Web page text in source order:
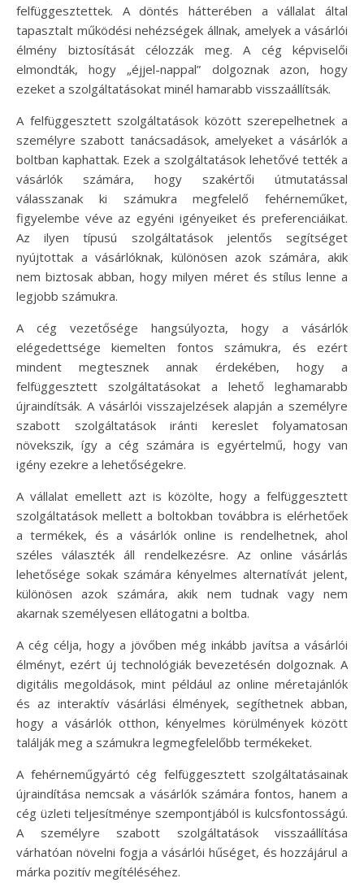
felfüggesztettek. A döntés hátterében a vállalat által
tapasztalt működési nehézségek állnak, amelyek a vásárlói
élmény biztosítását célozzák meg. A cég képviselői
elmondták, hogy „éjjel-nappal” dolgoznak azon, hogy
ezeket a szolgáltatásokat minél hamarabb visszaállítsák.
A felfüggesztett szolgáltatások között szerepelhetnek a
személyre szabott tanácsadások, amelyeket a vásárlók a
boltban kaphattak. Ezek a szolgáltatások lehetővé tették a
vásárlók számára, hogy szakértői útmutatással
válasszanak ki számukra megfelelő fehérneműket,
figyelembe véve az egyéni igényeiket és preferenciáikat.
Az ilyen típusú szolgáltatások jelentős segítséget
nyújtottak a vásárlóknak, különösen azok számára, akik
nem biztosak abban, hogy milyen méret és stílus lenne a
legjobb számukra.
A cég vezetősége hangsúlyozta, hogy a vásárlók
elégedettsége kiemelten fontos számukra, és ezért
mindent megtesznek annak érdekében, hogy a
felfüggesztett szolgáltatásokat a lehető leghamarabb
újraindítsák. A vásárlói visszajelzések alapján a személyre
szabott szolgáltatások iránti kereslet folyamatosan
növekszik, így a cég számára is egyértelmű, hogy van
igény ezekre a lehetőségekre.
A vállalat emellett azt is közölte, hogy a felfüggesztett
szolgáltatások mellett a boltokban továbbra is elérhetőek
a termékek, és a vásárlók online is rendelhetnek, ahol
széles választék áll rendelkezésre. Az online vásárlás
lehetősége sokak számára kényelmes alternatívát jelent,
különösen azok számára, akik nem tudnak vagy nem
akarnak személyesen ellátogatni a boltba.
A cég célja, hogy a jövőben még inkább javítsa a vásárlói
élményt, ezért új technológiák bevezetésén dolgoznak. A
digitális megoldások, mint például az online méretajánlók
és az interaktív vásárlási élmények, segíthetnek abban,
hogy a vásárlók otthon, kényelmes körülmények között
találják meg a számukra legmegfelelőbb termékeket.
A fehérneműgyártó cég felfüggesztett szolgáltatásainak
újraindítása nemcsak a vásárlók számára fontos, hanem a
cég üzleti teljesítménye szempontjából is kulcsfontosságú.
A személyre szabott szolgáltatások visszaállítása
várhatóan növelni fogja a vásárlói hűséget, és hozzájárul a
márka pozitív megítéléséhez.